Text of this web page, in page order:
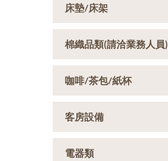
床墊/床架
棉織品類(請洽業務人員)
咖啡/茶包/紙杯
客房設備
電器類